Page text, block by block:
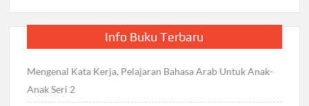
Info Buku Terbaru
Mengenal Kata Kerja, Pelajaran Bahasa Arab Untuk Anak-
Anak Seri 2